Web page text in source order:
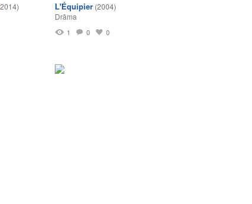
L'Équipier (2004)
Drāma
1 0 0